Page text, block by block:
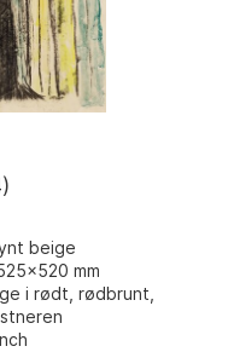
)
beige
mm
i rødt, rødbrunt,